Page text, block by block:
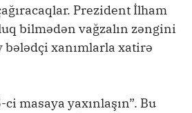
Prezident İlham
bilmədən vağzalın zəngini
bələdçi xanımlarla xatirə
masaya yaxınlaşın”. Bu